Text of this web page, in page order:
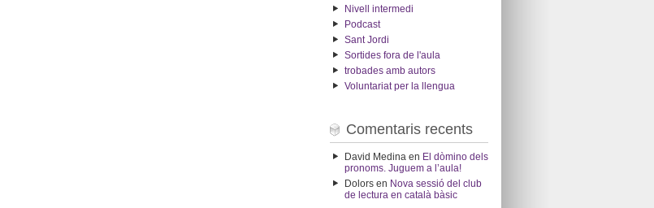
Nivell intermedi
Podcast
Sant Jordi
Sortides fora de l'aula
trobades amb autors
Voluntariat per la llengua
Comentaris recents
David Medinaen El dòmino dels
pronoms. Juguem a l’aula!
Dolorsen Nova sessió del club
de lectura en català bàsic